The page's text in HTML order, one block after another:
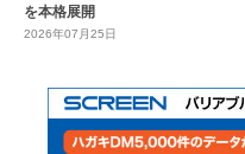
を本格展開
2026年07月25日